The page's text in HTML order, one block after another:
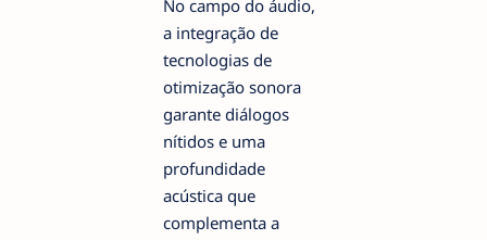
No campo do áudio,
a integração de
tecnologias de
otimização sonora
garante diálogos
nítidos e uma
profundidade
acústica que
complementa a